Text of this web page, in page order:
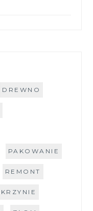
DREWNO
PAKOWANIE
REMONT